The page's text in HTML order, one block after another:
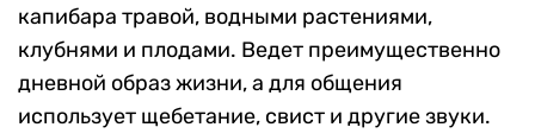
капибара травой, водными растениями,
клубнями и плодами. Ведет преимущественно
дневной образ жизни, а для общения
использует щебетание, свист и другие звуки.